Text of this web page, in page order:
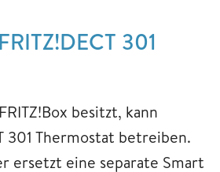
301
besitzt, kann
301 Thermostat betreiben.
ersetzt eine separate Smart